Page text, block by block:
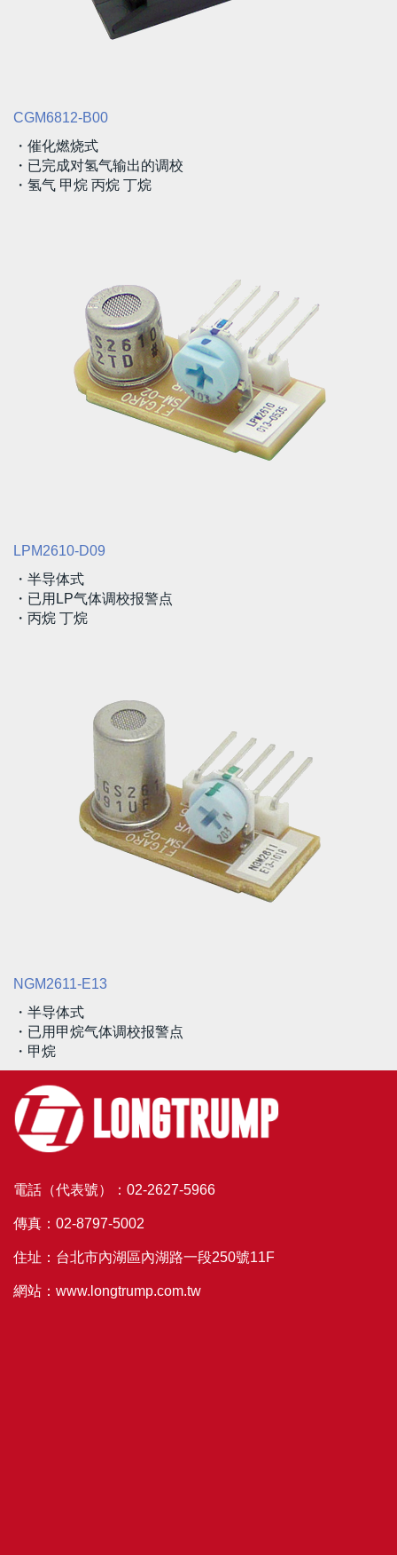
CGM6812-B00
・催化燃烧式
・已完成对氢气输出的调校
・氢气 甲烷 丙烷 丁烷
LPM2610-D09
・半导体式
・已用LP气体调校报警点
・丙烷 丁烷
NGM2611-E13
・半导体式
・已用甲烷气体调校报警点
・甲烷
電話（代表號）：02-2627-5966
傳真：02-8797-5002
住址：台北市內湖區內湖路一段250號11F
網站：www.longtrump.com.tw